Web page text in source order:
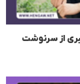
از سرنوشت